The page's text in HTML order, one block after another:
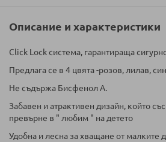
Описание и характеристики
Click Lock система, гарантираща
Предлага се в 4 цвята -розов, лилав,
Не съдържа Бисфенол А.
Забавен и атрактивен дизайн, който
превърне в " любим " на детето
Удобна и лесна за хващане от малките